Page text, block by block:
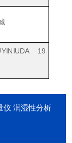
19
仪 润湿性分析